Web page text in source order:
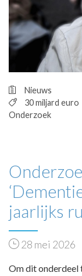
Nieuws
30 miljard euro
Onderzoek
jaarlijks
28 mei 2026
Om dit onderdeel